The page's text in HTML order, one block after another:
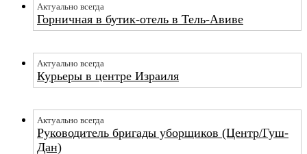
Актуально всегда
Горничная в бутик-отель в Тель-Авиве
Актуально всегда
Курьеры в центре Израиля
Актуально всегда
Руководитель бригады уборщиков (Центр/Гуш-
Дан)